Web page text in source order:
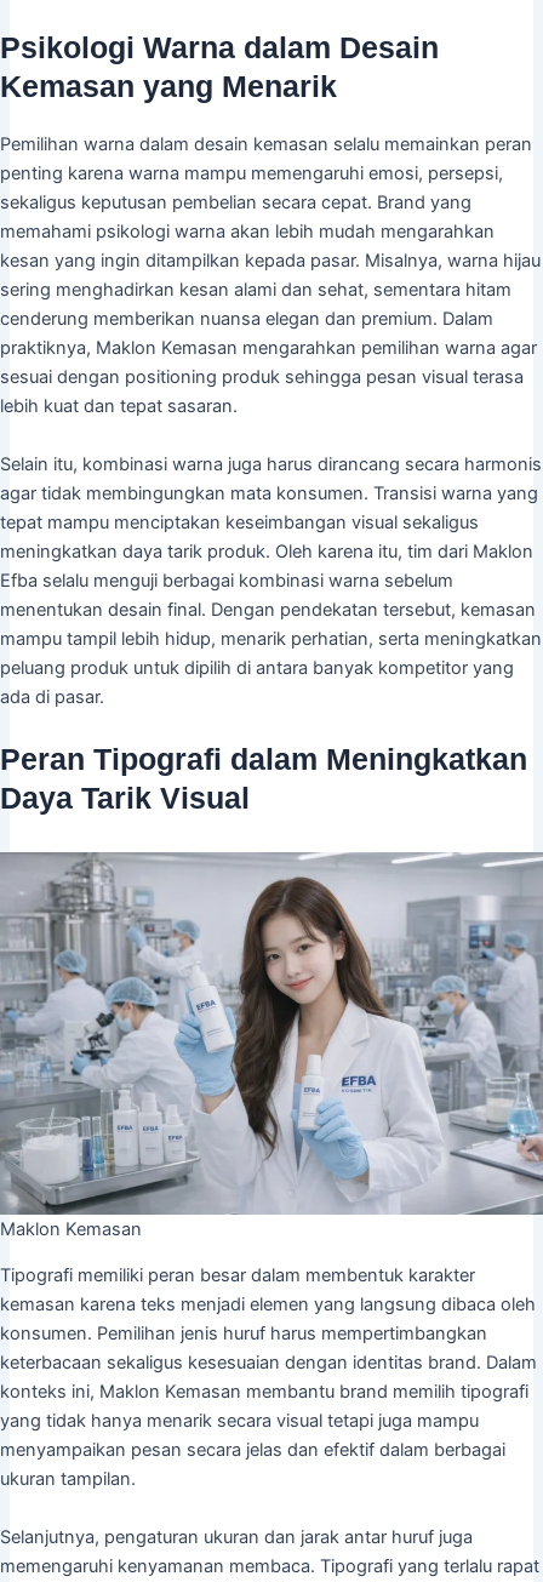
Psikologi Warna dalam Desain
Kemasan yang Menarik
Pemilihan warna dalam desain kemasan selalu memainkan peran
penting karena warna mampu memengaruhi emosi, persepsi,
sekaligus keputusan pembelian secara cepat. Brand yang
memahami psikologi warna akan lebih mudah mengarahkan
kesan yang ingin ditampilkan kepada pasar. Misalnya, warna hijau
sering menghadirkan kesan alami dan sehat, sementara hitam
cenderung memberikan nuansa elegan dan premium. Dalam
praktiknya, Maklon Kemasan mengarahkan pemilihan warna agar
sesuai dengan positioning produk sehingga pesan visual terasa
lebih kuat dan tepat sasaran.
Selain itu, kombinasi warna juga harus dirancang secara harmonis
agar tidak membingungkan mata konsumen. Transisi warna yang
tepat mampu menciptakan keseimbangan visual sekaligus
meningkatkan daya tarik produk. Oleh karena itu, tim dari Maklon
Efba selalu menguji berbagai kombinasi warna sebelum
menentukan desain final. Dengan pendekatan tersebut, kemasan
mampu tampil lebih hidup, menarik perhatian, serta meningkatkan
peluang produk untuk dipilih di antara banyak kompetitor yang
ada di pasar.
Peran Tipografi dalam Meningkatkan
Daya Tarik Visual
Maklon Kemasan
Tipografi memiliki peran besar dalam membentuk karakter
kemasan karena teks menjadi elemen yang langsung dibaca oleh
konsumen. Pemilihan jenis huruf harus mempertimbangkan
keterbacaan sekaligus kesesuaian dengan identitas brand. Dalam
konteks ini, Maklon Kemasan membantu brand memilih tipografi
yang tidak hanya menarik secara visual tetapi juga mampu
menyampaikan pesan secara jelas dan efektif dalam berbagai
ukuran tampilan.
Selanjutnya, pengaturan ukuran dan jarak antar huruf juga
memengaruhi kenyamanan membaca. Tipografi yang terlalu rapat